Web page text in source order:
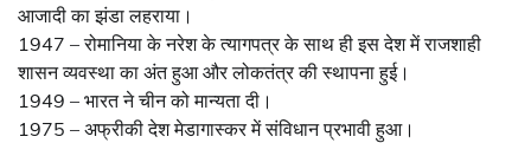
आजादी का झंडा लहराया।
1947 – रोमानिया के नरेश के त्यागपत्र के साथ ही इस देश में राजशाही
शासन व्यवस्था का अंत हुआ और लोकतंत्र की स्थापना हुई।
1949 – भारत ने चीन को मान्यता दी।
1975 – अफ्रीकी देश मेडागास्कर में संविधान प्रभावी हुआ।